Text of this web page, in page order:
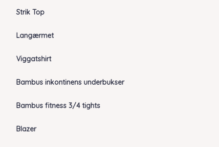
Strik Top
Langærmet
Viggatshirt
Bambus inkontinens underbukser
Bambus fitness 3/4 tights
Blazer